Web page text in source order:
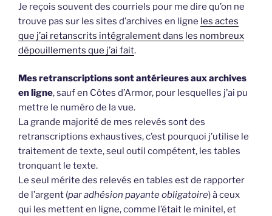
Je reçois souvent des courriels pour me dire qu’on ne
trouve pas sur les sites d’archives en ligne les actes
que j’ai retanscrits intégralement dans les nombreux
dépouillements que j’ai fait.
Mes retranscriptions sont antérieures aux archives
en ligne, sauf en Côtes d’Armor, pour lesquelles j’ai pu
mettre le numéro de la vue.
La grande majorité de mes relevés sont des
retranscriptions exhaustives, c’est pourquoi j’utilise le
traitement de texte, seul outil compétent, les tables
tronquant le texte.
Le seul mérite des relevés en tables est de rapporter
de l’argent (par adhésion payante obligatoire) à ceux
qui les mettent en ligne, comme l’était le minitel, et